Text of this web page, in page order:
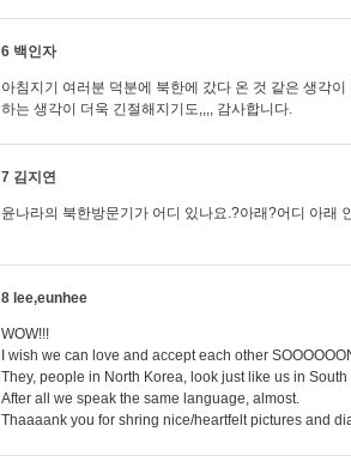
6 백인자
아침지기 여러분 덕분에 북한에 갔다 온 것 같은 생각
하는 생각이 더욱 긴절해지기도,,,, 감사합니다.
7 김지연
윤나라의 북한방문기가 어디 있나요.?아래?어디 아래
8 lee,eunhee
WOW!!!
I wish we can love and accept each other
They, people in North Korea, look just like us in South
After all we speak the same language, almost.
Thaaaank you for shring nice/heartfelt pictures and